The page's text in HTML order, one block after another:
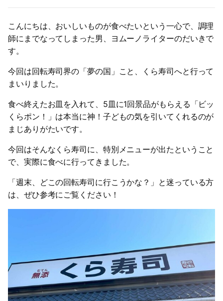
こんにちは、おいしいものが食べたいという一心で、調理
師にまでなってしまった男、ヨムーノライターのだいきで
す。
今回は回転寿司界の「夢の国」こと、くら寿司へと行って
まいりました。
食べ終えたお皿を入れて、5皿に1回景品がもらえる「ビッ
くらポン！」は本当に神！子どもの気を引いてくれるのが
まじありがたいです。
今回はそんなくら寿司に、特別メニューが出たということ
で、実際に食べに行ってきました。
「週末、どこの回転寿司に行こうかな？」と迷っている方
は、ぜひ参考にご覧ください！